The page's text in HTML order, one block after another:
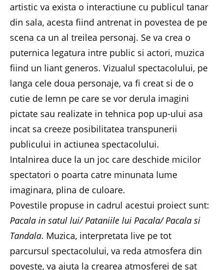
artistic va exista o interactiune cu publicul tanar
din sala, acesta fiind antrenat in povestea de pe
scena ca un al treilea personaj. Se va crea o
puternica legatura intre public si actori, muzica
fiind un liant generos. Vizualul spectacolului, pe
langa cele doua personaje, va fi creat si de o
cutie de lemn pe care se vor derula imagini
pictate sau realizate in tehnica pop up-ului asa
incat sa creeze posibilitatea transpunerii
publicului in actiunea spectacolului.
Intalnirea duce la un joc care deschide micilor
spectatori o poarta catre minunata lume
imaginara, plina de culoare.
Povestile propuse in cadrul acestui proiect sunt:
Pacala in satul lui/ Pataniile lui Pacala/ Pacala si
Tandala. Muzica, interpretata live pe tot
parcursul spectacolului, va reda atmosfera din
poveste, va ajuta la crearea atmosferei de sat